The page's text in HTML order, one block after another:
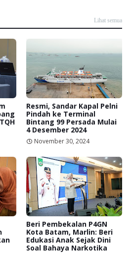
Lihat semua
Resmi, Sandar Kapal Pelni
Pindah ke Terminal
Bintang 99 Persada Mulai
4 Desember 2024
November 30, 2024
Beri Pembekalan P4GN
Kota Batam, Marlin: Beri
Edukasi Anak Sejak Dini
Soal Bahaya Narkotika